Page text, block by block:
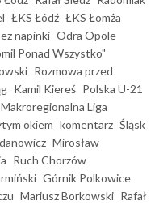
ŁKS Łódź ŁKS Łomża
napinki Odra Opole
Ponad Wszystko"
Rozmowa przed
Kamil Kiereś Polska U-21
Makroregionalna Liga
okiem komentarz Śląsk
Mirosław
Ruch Chorzów
Górnik Polkowice
Mariusz Borkowski Rafał